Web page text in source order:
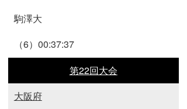
駒澤大
（6）00:37:37
第22回大会
大阪府